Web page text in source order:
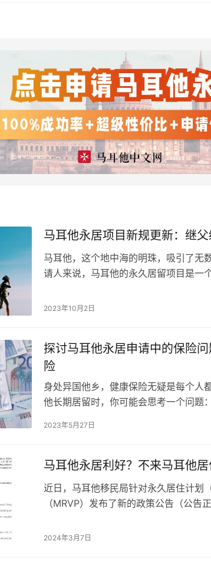
马耳他永居项目新规更新：继父
马耳他，这个地中海的明珠，吸引了无
请人来说，马耳他的永久居留项目是一
继母一起申请马耳他永居项目么？
2023年10月2日
探讨马耳他永居申请中的保险
险
身处异国他乡，健康保险无疑是每个人
他长期居留时，你可能会思考一个问题
移民局的要求，申请人需要提供一份
标准。所以，从理论上来说，…
2023年5月27日
马耳他永居利好？不来马耳他
近日，马耳他移民局针对永久居住计划
（MRVP）发布了新的政策公告（公
移民政策的细微调整，也为那些不打算
2024年3月7日